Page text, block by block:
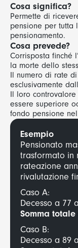
Cosa significa?
Permette di
pensione per tutta
pensionamento.
Cosa prevede?
Corrisposta finché
la morte dello
Il numero di rate
esclusivamente
Il loro
essere superiore
fondo pensione
Esempio
Pensionato
trasformato in
rateazione
rivalutazione
Caso A:
Decesso a 77
Somma
Caso B:
Decesso a 89